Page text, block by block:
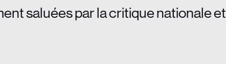
saluées par la critique nationale et